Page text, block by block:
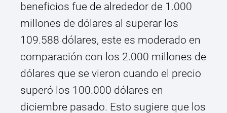
beneficios fue de alrededor de 1.000
millones de dólares al superar los
109.588 dólares, este es moderado en
comparación con los 2.000 millones de
dólares que se vieron cuando el precio
superó los 100.000 dólares en
diciembre pasado. Esto sugiere que los